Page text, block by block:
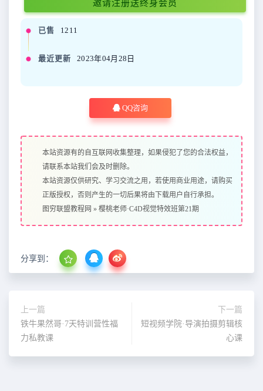
邀请注册送终身会员
已售 1211
最近更新 2023年04月28日
QQ咨询
本站资源有的自互联网收集整理，如果侵犯了您的合法权益，
请联系本站我们会及时删除。
本站资源仅供研究、学习交流之用，若使用商业用途，请购买
正版授权，否则产生的一切后果将由下载用户自行承担。
图穷联盟教程网 » 樱桃老师·C4D视觉特效班第21期
分享到：
上一篇
铁牛果然哥·7天特训营性福
力私教课
下一篇
短视频学院·导演拍摄剪辑核
心课